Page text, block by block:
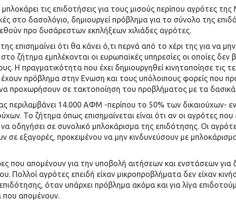
τις επιδοτήσεις για τους μισούς περίπου αγρότες
στο δασολόγιο, δημιουργεί πρόβλημα για το σύνολο της
προ δυσάρεστων εκπλήξεων χιλιάδες αγρότες.
επισημαίνει ότι θα κάνει ό,τι περνά από το χέρι της για να
ζήτημα εμπλέκονται οι ευρωπαϊκές υπηρεσίες οι οποίες δεν
Η πραγματικότητα που έχει δημιουργηθεί κινητοποίησε τις
πρόβλημα στην Ενωση και τους υπόλοιπους φορείς που
προχωρήσουν σε τακτοποίηση του προβλήματος με τα
περιλαμβάνει 14.000 ΑΦΜ -περίπου το 50% των δικαιούχων-
Το ζήτημα όπως επισημαίνεται είναι ότι αν οι αγρότες
οδηγήσει σε συνολικό μπλοκάρισμα της επιδότησης. Οι
σε εξαγορές, προκειμένου να μην κινδυνεύσουν με
που απομένουν για την υποβολή αιτήσεων και ενστάσεων για
Πολλοί αγρότες επειδή είχαν μικροπροβλήματα δεν είχαν
όταν υπάρχει πρόβλημα ακόμα και για λίγα
που απομένουν.